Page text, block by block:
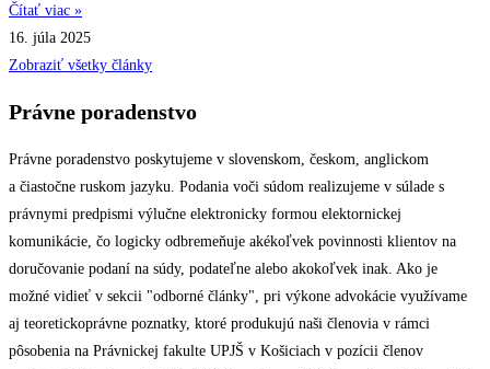
Čítať viac »
16. júla 2025
Zobraziť všetky články
Právne poradenstvo
Právne poradenstvo poskytujeme v slovenskom, českom, anglickom
a čiastočne ruskom jazyku. Podania voči súdom realizujeme v súlade s
právnymi predpismi výlučne elektronicky formou elektornickej
komunikácie, čo logicky odbremeňuje akékoľvek povinnosti klientov na
doručovanie podaní na súdy, podateľne alebo akokoľvek inak. Ako je
možné vidieť v sekcii "odborné články", pri výkone advokácie využívame
aj teoretickoprávne poznatky, ktoré produkujú naši členovia v rámci
pôsobenia na Právnickej fakulte UPJŠ v Košiciach v pozícii členov